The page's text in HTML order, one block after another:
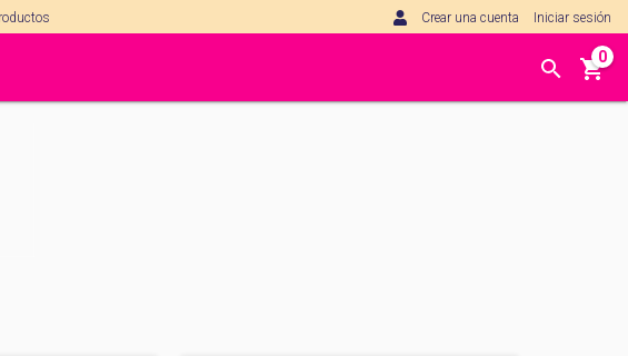
Crear una cuenta Iniciar sesión
0